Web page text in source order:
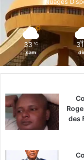
k
33 ℃
sam
31
des